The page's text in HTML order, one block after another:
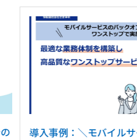
導入事例：＼モバイル